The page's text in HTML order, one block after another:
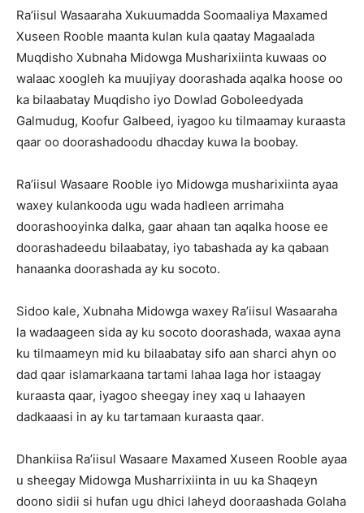
Ra’iisul Wasaaraha Xukuumadda Soomaaliya Maxamed
Xuseen Rooble maanta kulan kula qaatay Magaalada
Muqdisho Xubnaha Midowga Musharixiinta kuwaas oo
walaac xoogleh ka muujiyay doorashada aqalka hoose oo
ka bilaabatay Muqdisho iyo Dowlad Goboleedyada
Galmudug, Koofur Galbeed, iyagoo ku tilmaamay kuraasta
qaar oo doorashadoodu dhacday kuwa la boobay.
Ra’iisul Wasaare Rooble iyo Midowga musharixiinta ayaa
waxey kulankooda ugu wada hadleen arrimaha
doorashooyinka dalka, gaar ahaan tan aqalka hoose ee
doorashadeedu bilaabatay, iyo tabashada ay ka qabaan
hanaanka doorashada ay ku socoto.
Sidoo kale, Xubnaha Midowga waxey Ra’iisul Wasaaraha
la wadaageen sida ay ku socoto doorashada, waxaa ayna
ku tilmaameyn mid ku bilaabatay sifo aan sharci ahyn oo
dad qaar islamarkaana tartami lahaa laga hor istaagay
kuraasta qaar, iyagoo sheegay iney xaq u lahaayen
dadkaaasi in ay ku tartamaan kuraasta qaar.
Dhankiisa Ra’iisul Wasaare Maxamed Xuseen Rooble ayaa
u sheegay Midowga Musharrixiinta in uu ka Shaqeyn
doono sidii si hufan ugu dhici laheyd dooraashada Golaha